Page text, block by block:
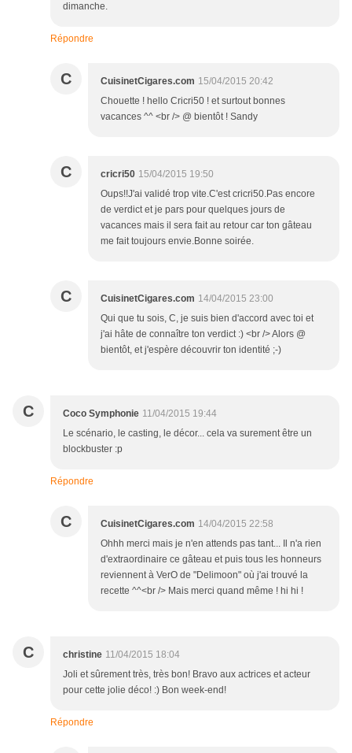
dimanche.
Répondre
C CuisinetCigares.com 15/04/2015 20:42
Chouette ! hello Cricri50 ! et surtout bonnes
vacances ^^ <br /> @ bientôt ! Sandy
C cricri50 15/04/2015 19:50
Oups!!J'ai validé trop vite.C'est cricri50.Pas encore
de verdict et je pars pour quelques jours de
vacances mais il sera fait au retour car ton gâteau
me fait toujours envie.Bonne soirée.
C CuisinetCigares.com 14/04/2015 23:00
Qui que tu sois, C, je suis bien d'accord avec toi et
j'ai hâte de connaître ton verdict :) <br /> Alors @
bientôt, et j'espère découvrir ton identité ;-)
C Coco Symphonie 11/04/2015 19:44
Le scénario, le casting, le décor... cela va surement être un
blockbuster :p
Répondre
C CuisinetCigares.com 14/04/2015 22:58
Ohhh merci mais je n'en attends pas tant... Il n'a rien
d'extraordinaire ce gâteau et puis tous les honneurs
reviennent à VerO de "Delimoon" où j'ai trouvé la
recette ^^<br /> Mais merci quand même ! hi hi !
C christine 11/04/2015 18:04
Joli et sûrement très, très bon! Bravo aux actrices et acteur
pour cette jolie déco! :) Bon week-end!
Répondre